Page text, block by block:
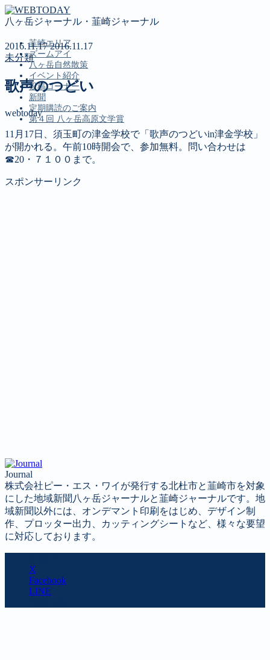
八ヶ岳ジャーナル・韮崎ジャーナル
韮崎エリア
ズームアイ
八ヶ岳自然散策
イベント紹介
投稿コーナー
新聞
定期購読のご案内
第４回 八ヶ岳高原文学賞
MENU
韮崎エリア
ズームアイ
2016.11.172016.11.17
未分類
歌声のつどい
webtoday
11月17日、須玉町の津金学校で「歌声のつどいin津金学校」
が開かれる。午前10時開会で、参加無料。問い合わせは
☎20・７１００まで。
スポンサーリンク
Journal
株式会社ピー・エス・ワイが発行する北杜市と韮崎市を対象
にした地域新聞八ヶ岳ジャーナルと韮崎ジャーナルです。地
域新聞以外には、オンデマント印刷をはじめ、デザイン制
作、プロッター出力、カッティングシートなど、様々な要望
に対応しております。
X
Facebook
LINE